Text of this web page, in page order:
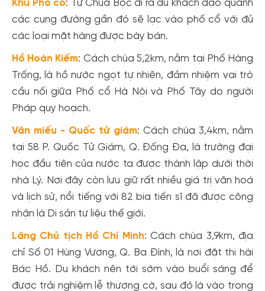
Khu Phố cổ: Từ Chùa Bộc đi ra du khách dạo quanh
các cung đường gần đó sẽ lạc vào phố cổ với đủ
các loại mặt hàng được bày bán.
Hồ Hoàn Kiếm: Cách chùa 5,2km, nằm tại Phố Hàng
Trống, là hồ nước ngọt tự nhiên, đảm nhiệm vai trò
cầu nối giữa Phố cổ Hà Nội và Phố Tây do người
Pháp quy hoạch.
Văn miếu - Quốc tử giám: Cách chùa 3,4km, nằm
tại 58 P. Quốc Tử Giám, Q. Đống Đa, là trường đại
học đầu tiên của nước ta được thành lập dưới thời
nhà Lý. Nơi đây còn lưu giữ rất nhiều giá trị văn hoá
và lịch sử, nổi tiếng với 82 bia tiến sĩ đã được công
nhận là Di sản tư liệu thế giới.
Lăng Chủ tịch Hồ Chí Minh: Cách chùa 3,9km, địa
chỉ Số 01 Hùng Vương, Q. Ba Đình, là nơi đặt thi hài
Bác Hồ. Du khách nên tới sớm vào buổi sáng để
được trải nghiệm lễ thượng cờ, sau đó là vào trong